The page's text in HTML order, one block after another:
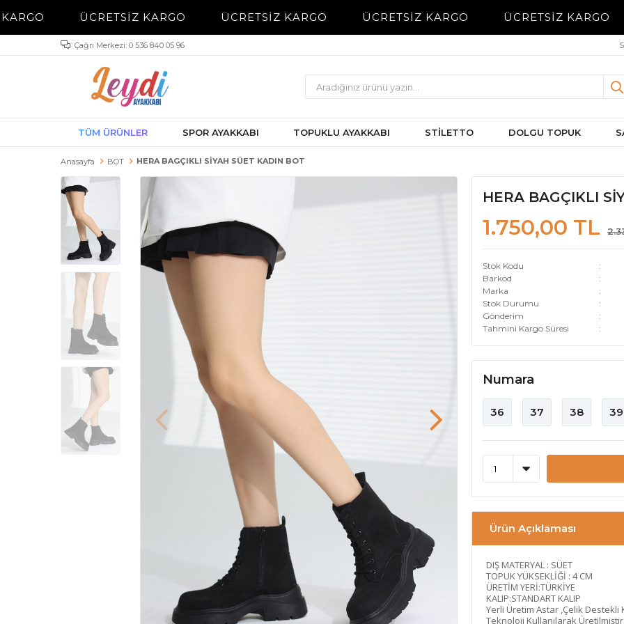
ÜCRETSİZ KARGO ÜCRETSİZ KARGO ÜCRETSİZ KARGO ÜCRETSİZ KARGO
Çağrı Merkezi: 0 536 840 05 96
TÜM ÜRÜNLER SPOR AYAKKABI TOPUKLU AYAKKABI STİLETTO DOLGU TOPUK
Anasayfa BOT HERA BAGÇIKLI SİYAH SÜET KADIN BOT
HERA BAGÇIKLI
1.750,00 TL
Stok Kodu
Barkod
Marka
Stok Durumu
Gönderim
Tahmini Kargo Süresi
Numara
36 37 38 39
Ürün Açıklaması
DIŞ MATERYAL : SÜET
TOPUK YÜKSEKLİĞİ : 4 CM
ÜRETİM YERİ:TÜRKİYE
KALIP:STANDART KALIP
Yerli Üretim Astar ,Çelik Destekli
Teknoloji Kullanılarak Üretilmiştir.